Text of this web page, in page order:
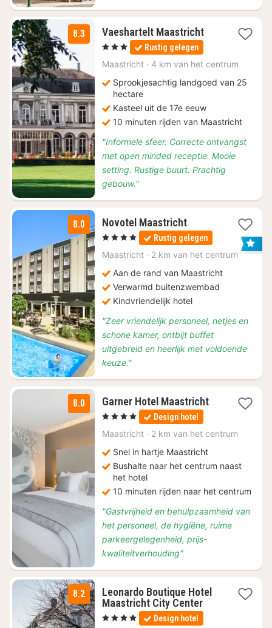
8.3 Vaeshartelt Maastricht1
nacht
vanaf
€
, 3 Sterren Rustig gelegen
Maastricht · 4 km van het centrum
Sprookjesachtig landgoed van 25
hectare
Kasteel uit de 17e eeuw
10 minuten rijden van Maastricht
"Informele sfeer. Correcte ontvangst
met open minded receptie. Mooie
setting. Rustige buurt. Prachtig
gebouw."
8.0 Novotel Maastricht1
nacht
vanaf
€
, 4 Sterren Rustig gelegen
Maastricht · 2 km van het centrum
Aan de rand van Maastricht
Verwarmd buitenzwembad
Kindvriendelijk hotel
"Zeer vriendelijk personeel, netjes en
schone kamer, ontbijt buffet
uitgebreid en heerlijk met voldoende
keuze."
8.0 Garner Hotel Maastricht1
€
, 4 Sterren Design hotel
Maastricht · 2 km van het centrum
Snel in hartje Maastricht
Bushalte naar het centrum naast
het hotel
10 minuten rijden naar het centrum
"Gastvrijheid en behulpzaamheid van
het personeel, de hygiëne, ruime
parkeergelegenheid, prijs-
kwaliteitverhouding"
8.2
Leonardo Boutique Hotel
Maastricht City Center1
nacht
vanaf
, 4 Sterren Design hotel